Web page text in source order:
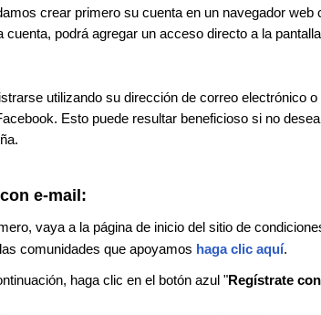
crear primero su cuenta en un navegador
cuenta, podrá agregar un acceso directo a la
utilizando su dirección de correo electrónico
Esto puede resultar beneficioso si no
e-mail:
vaya a la página de inicio del sitio de
comunidades que apoyamos haga clic aquí.
haga clic en el botón azul "Regístrate